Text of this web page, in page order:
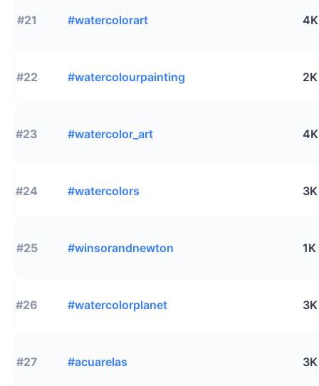
#21 #watercolorart 4K
#22 #watercolourpainting 2K
#23 #watercolor_art 4K
#24 #watercolors 3K
#25 #winsorandnewton 1K
#26 #watercolorplanet 3K
#27 #acuarelas 3K